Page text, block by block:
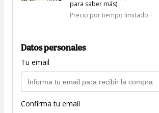
para saber más)
Precio por tiempo limitado
Datos personales
Tu email
Confirma tu email